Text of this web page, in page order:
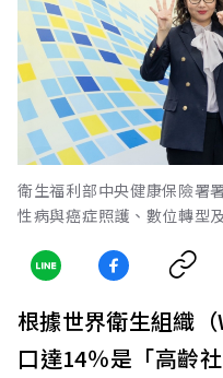
衛生福利部中央健康保險署
性病與癌症照護、數位轉型
根據世界衛生組織
口達14％是「高齡